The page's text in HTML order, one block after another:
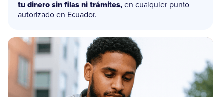
tu dinero sin filas ni trámites, en cualquier punto
autorizado en Ecuador.